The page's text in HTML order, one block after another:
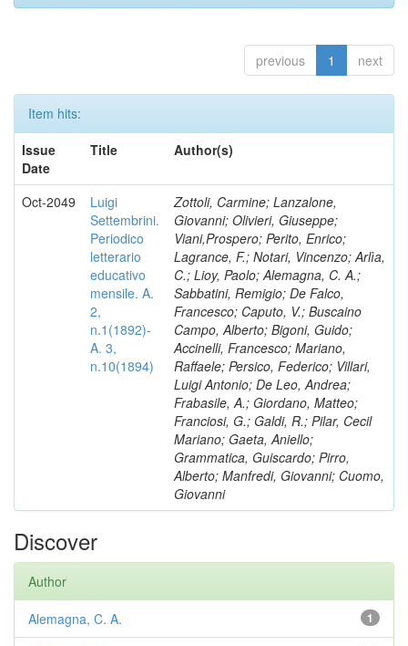
previous 1 next
Item hits:
Issue
Date
Title Author(s)
Oct-2049
Luigi
Settembrini.
Periodico
letterario
educativo
mensile. A.
2,
n.1(1892)-
A. 3,
n.10(1894)
Zottoli, Carmine; Lanzalone,
Giovanni; Olivieri, Giuseppe;
Viani,Prospero; Perito, Enrico;
Lagrance, F.; Notari, Vincenzo; Arlìa,
C.; Lioy, Paolo; Alemagna, C. A.;
Sabbatini, Remigio; De Falco,
Francesco; Caputo, V.; Buscaino
Campo, Alberto; Bigoni, Guido;
Accinelli, Francesco; Mariano,
Raffaele; Persico, Federico; Villari,
Luigi Antonio; De Leo, Andrea;
Frabasile, A.; Giordano, Matteo;
Franciosi, G.; Galdi, R.; Pilar, Cecil
Mariano; Gaeta, Aniello;
Grammatica, Guiscardo; Pirro,
Alberto; Manfredi, Giovanni; Cuomo,
Giovanni
Discover
Author
1
Alemagna, C. A.